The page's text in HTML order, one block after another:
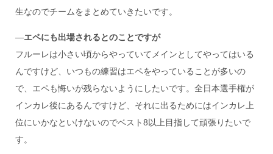
生なのでチームをまとめていきたいです。
―エペにも出場されるとのことですが
フルーレは小さい頃からやっていてメインとしてやってはいる
んですけど、いつもの練習はエペをやっていることが多いの
で、エペも悔いが残らないようにしたいです。全日本選手権が
インカレ後にあるんですけど、それに出るためにはインカレ上
位にいかなといけないのでベスト8以上目指して頑張りたいで
す。